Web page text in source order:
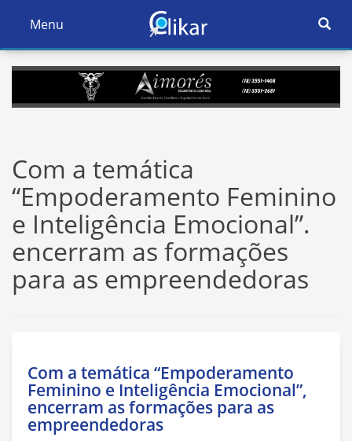
Ativar
Navegação
Menu
Ativar
Com a temática
“Empoderamento Feminino
e Inteligência Emocional”.
encerram as formações
para as empreendedoras
Com a temática “Empoderamento
Feminino e Inteligência Emocional”,
encerram as formações para as
empreendedoras